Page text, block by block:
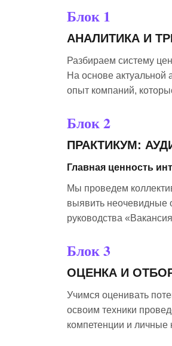
Блок 1
АНАЛИТИКА И
Разбираем систему
На основе
опыт компаний,
Блок 2
ПРАКТИКУМ:
Главная ценность
Мы проведем
выявить неочевидные
руководства
Блок 3
ОЦЕНКА И
Учимся оценивать
освоим техники
компетенции и личные